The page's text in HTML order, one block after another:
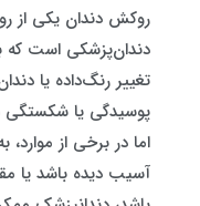
روکش دندان یکی از
دندان‌پزشکی است که
تغییر رنگ‌داده یا
پوسیدگی یا شکستگی
اما در برخی از
آسیب دیده باشد یا